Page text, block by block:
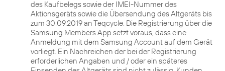
des Kaufbelegs sowie der IMEI-Nummer des
Aktionsgeräts sowie die Übersendung des Altgeräts bis
zum 30.09.2019 an Teqcycle. Die Registrierung über die
Samsung Members App setzt voraus, dass eine
Anmeldung mit dem Samsung Account auf dem Gerät
vorliegt. Ein Nachreichen der bei der Registrierung
erforderlichen Angaben und / oder ein späteres